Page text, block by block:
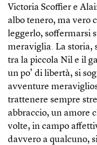
Victoria Scoffier e
albo tenero, ma vero
leggerlo, soffermarsi
meraviglia. La storia,
tra la piccola Nil e il
un po’ di libertà, si
avventure
trattenere sempre
abbraccio, un amore
volte, in campo
davvero a qualcuno,